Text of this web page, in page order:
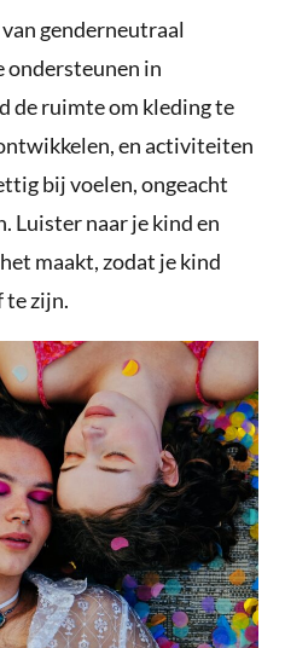
genderneutraal
ondersteunen in
de ruimte om kleding te
en activiteiten
bij voelen, ongeacht
Luister naar je kind en
maakt, zodat je kind
te zijn.